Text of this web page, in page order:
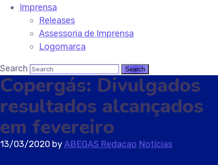
Imprensa
Releases
Assessoria de Imprensa
Logomarca
Search
Copergás: Divulgados
resultados alcançados
em fevereiro
13/03/2020 byABEGAS Redacao Notícias